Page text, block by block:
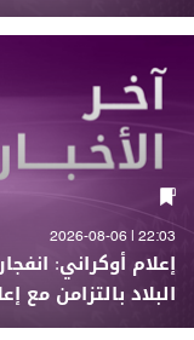
22:03 | 2026-08-06
إعلام أوكراني:
البلاد بالتزامن مع